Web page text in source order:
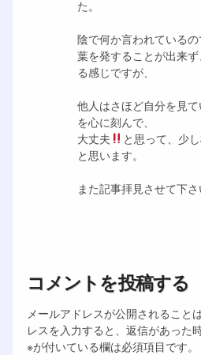
た。
陰で何か言われている
葉を発することが出来
る感じですが、
他人はさほど自分を見て
を心に刻んで、
大丈夫
と思って、少
と思います。
また記事拝見させて下
コメントを投稿する
メールアドレスが公開されること
レスを入力すると、返信があった
※が付いている欄は必須項目です。